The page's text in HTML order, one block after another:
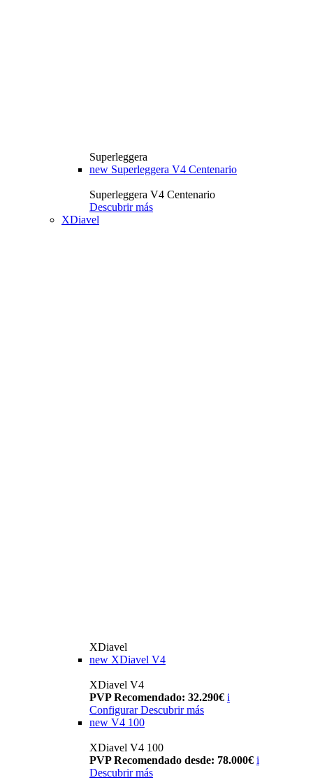
Superleggera
new Superleggera V4 Centenario
Superleggera V4 Centenario
Descubrir más
XDiavel
XDiavel
new XDiavel V4
XDiavel V4
PVP Recomendado: 32.290€ i
Configurar Descubrir más
new V4 100
XDiavel V4 100
PVP Recomendado desde: 78.000€ i
Descubrir más